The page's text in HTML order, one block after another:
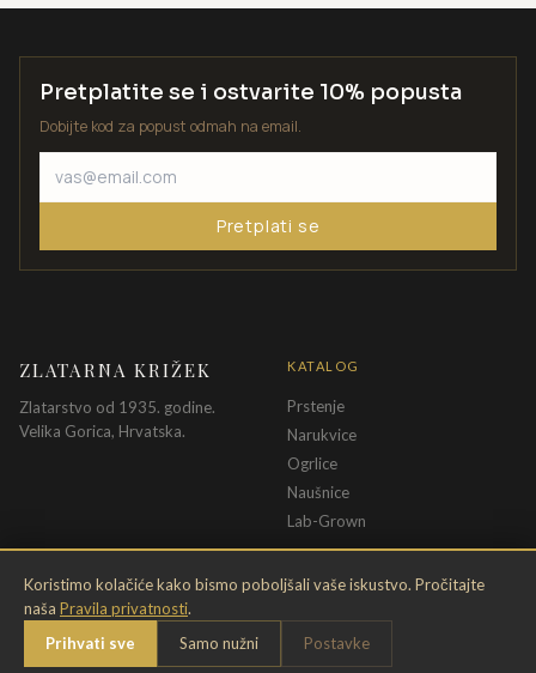
Koristimo kolačiće kako bismo poboljšali vaše iskustvo. Pročitajte
naša Pravila privatnosti.
Prihvati sve
Samo nužni Postavke
Pretplatite se i ostvarite 10% popusta
Dobijte kod za popust odmah na email.
Pretplati se
ZLATARNA KRIŽEK
Zlatarstvo od 1935. godine.
Velika Gorica, Hrvatska.
KATALOG
Prstenje
Narukvice
Ogrlice
Naušnice
Lab-Grown
INFORMACIJE
O nama
Kontakt
PRAVNE ODREDBE
Pravila privatnosti
Opći uvjeti